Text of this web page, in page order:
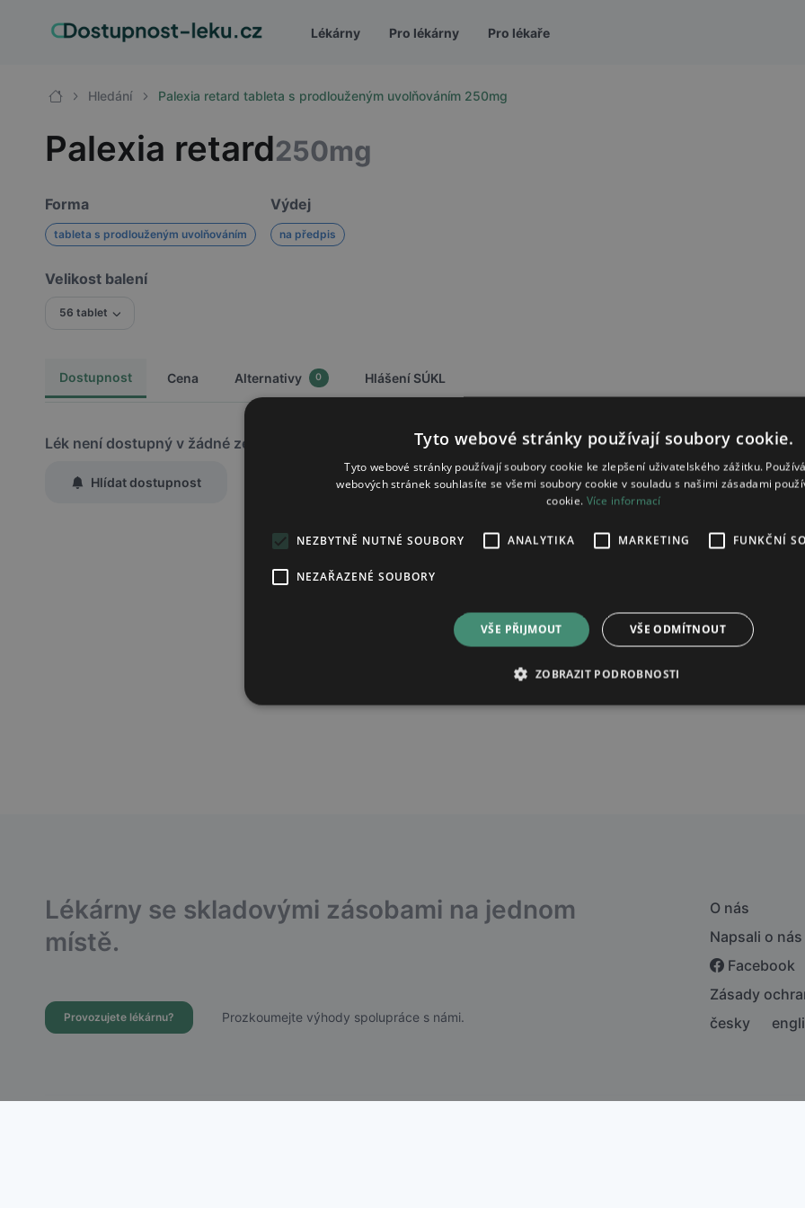
Lékárny Pro lékárny Pro lékaře
Hledání Palexia retard tableta s prodlouženým uvolňováním 250mg
Palexia retard250mg
Forma
tableta s prodlouženým uvolňováním
Výdej
na předpis
Velikost balení
56 tablet
Dostupnost Cena Alternativy 0 Hlášení SÚKL
Lék není dostupný v žádné ze sledovaných lékáren
Hlídat dostupnost
podle účelu B.4 zásad zpracování osobních údajů.
Lékárny se skladovými zásobami na jednom
místě.
Provozujete lékárnu? Prozkoumejte výhody spolupráce s námi.
O nás
Napsali o nás
Facebook
Zásady
česky
Tyto webové stránky používají soubory cookie.
Tyto webové stránky používají soubory cookie ke zlepšení uživatelského zážitku.
webových stránek souhlasíte se všemi soubory cookie v souladu s našimi zásadami
cookie. Více informací
NEZBYTNĚ NUTNÉ SOUBORY ANALYTIKA MARKETING FUNKČNÍ
NEZAŘAZENÉ SOUBORY
VŠE PŘIJMOUT VŠE ODMÍTNOUT
ZOBRAZIT PODROBNOSTI